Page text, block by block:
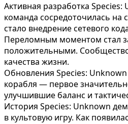
Активная разработка
команда сосредоточилась на
стало внедрение сетевого
Переломным моментом стал
положительными. Сообщество
качества жизни.
Обновления Species:
корабля — первое
улучшившие баланс и
История Species: Unknown
в культовую игру. Как